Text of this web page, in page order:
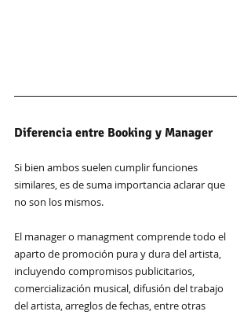
Diferencia entre Booking y Manager
Si bien ambos suelen cumplir funciones
similares, es de suma importancia aclarar que
no son los mismos.
El manager o managment comprende todo el
aparto de promoción pura y dura del artista,
incluyendo compromisos publicitarios,
comercialización musical, difusión del trabajo
del artista, arreglos de fechas, entre otras